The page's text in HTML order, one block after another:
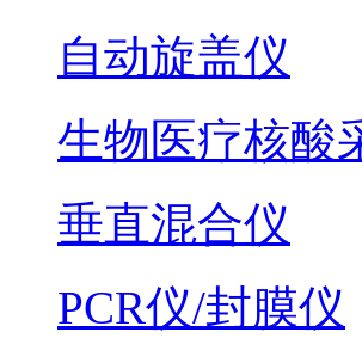
自动旋盖仪
生物医疗核酸
垂直混合仪
PCR仪/封膜仪